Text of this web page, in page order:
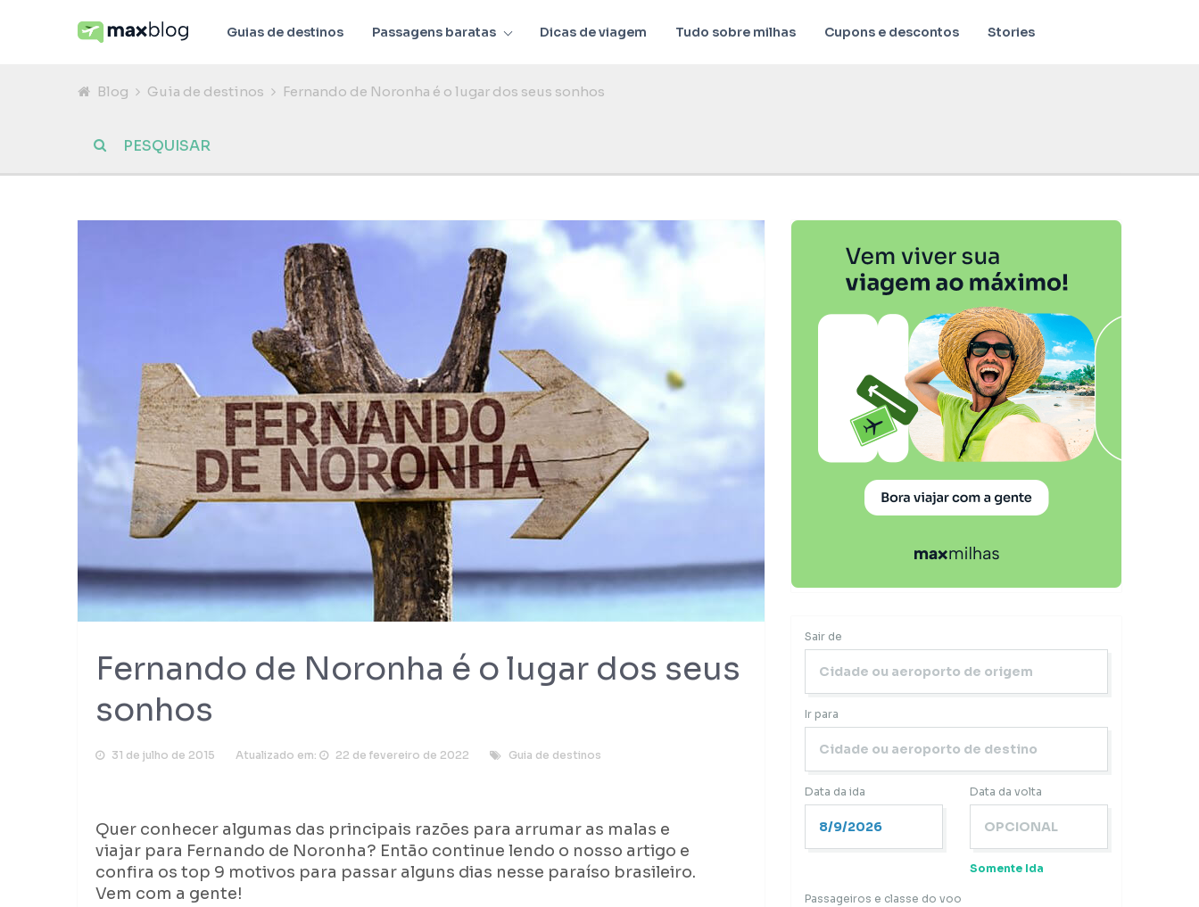
Guias de destinos Passagens baratas Dicas de viagem Tudo sobre milhas Cupons e descontos Stories
Blog Guia de destinos Fernando de Noronha é o lugar dos seus sonhos
Fernando de Noronha é o lugar dos seus
sonhos
31 de julho de 2015 Atualizado em: 22 de fevereiro de 2022 Guia de destinos
Quer conhecer algumas das principais razões para arrumar as malas e
viajar para Fernando de Noronha? Então continue lendo o nosso artigo e
confira os top 9 motivos para passar alguns dias nesse paraíso brasileiro.
Vem com a gente!
Sair de
Ir para
Data da ida Data da volta
Somente Ida
Passageiros e classe do voo